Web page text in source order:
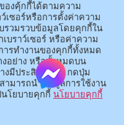
.กาฬสินธุ์ 46000โทรศัพท์ 043-811128 08-
64584360 โทรสาร 043-813070
องคุ้กกี้ได้ตามความ
เซอร์หรือการตั้งค่าความ
รวมรวบข้อมูลโดยคุกกี้ใน
บราว์เซอร์ หรือค่าความ
รทำงานของคุกกี้ทั้งหมด
อย่าง หรือทั้งหมดบน
งมีประสิทธิภาพ กดปุ่ม
ามารถนำข้อมูลการใช้งาน
โยบายคุกกี้ นโยบายคุกกี้